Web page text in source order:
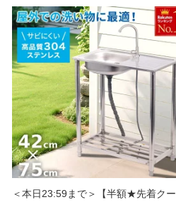
＜本日23:59まで＞【半額★先着クー